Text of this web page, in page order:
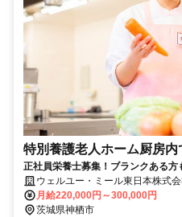
特別養護老人ホーム厨房内
正社員栄養士募集！ブランクある
年収320万円～420万円も可能
ウェルユー・ミール東日本株式
月給220,000円～300,000円
茨城県神栖市